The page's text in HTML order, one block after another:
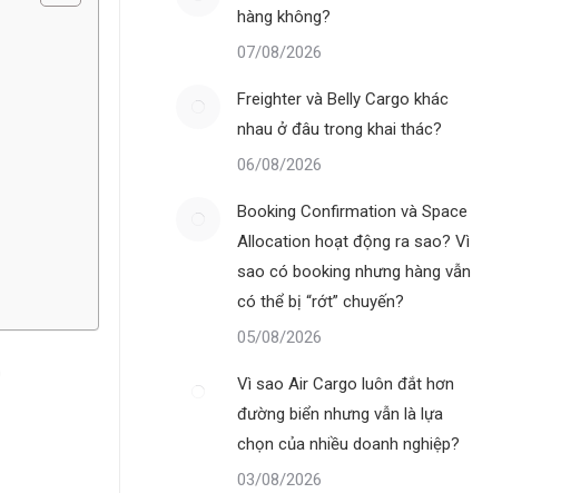
hàng không?
07/08/2026
Freighter và Belly Cargo khác
nhau ở đâu trong khai thác?
06/08/2026
Booking Confirmation và Space
Allocation hoạt động ra sao? Vì
sao có booking nhưng hàng vẫn
có thể bị “rớt” chuyến?
05/08/2026
Vì sao Air Cargo luôn đắt hơn
đường biển nhưng vẫn là lựa
chọn của nhiều doanh nghiệp?
03/08/2026